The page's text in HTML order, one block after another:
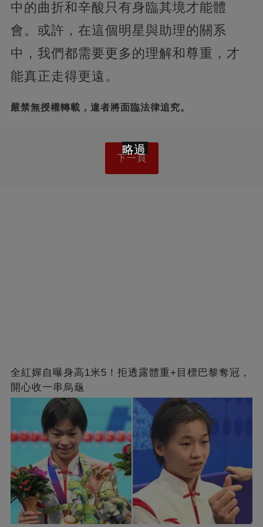
中的曲折和辛酸只有身臨其境才能體
會。或許，在這個明星與助理的關系
中，我們都需要更多的理解和尊重，才
能真正走得更遠。
嚴禁無授權轉載，違者將面臨法律追究。
下一頁
全紅嬋自曝身高1米5！拒透露體重+目標巴黎奪冠，
開心收一串烏龜
略過